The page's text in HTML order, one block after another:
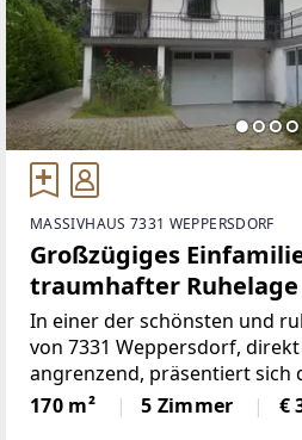
MASSIVHAUS 7331 WEPPERSDORF
Großzügiges
traumhafter
In einer der schönsten und
von 7331 Weppersdorf,
angrenzend, präsentiert sich
Einfamilienhaus aus dem Jahr
überzeugt durch seine
170 m² 5 Zimmer €